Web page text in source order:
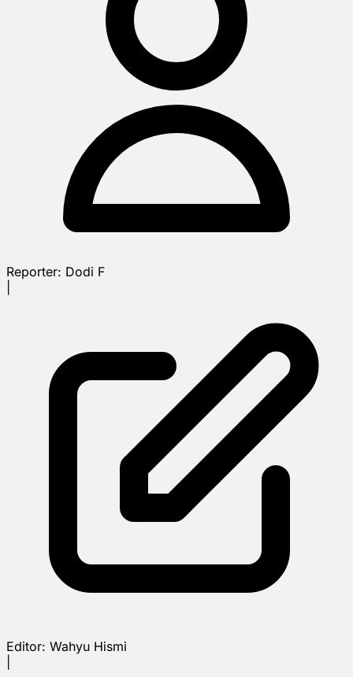
Reporter: Dodi F
Editor: Wahyu Hismi